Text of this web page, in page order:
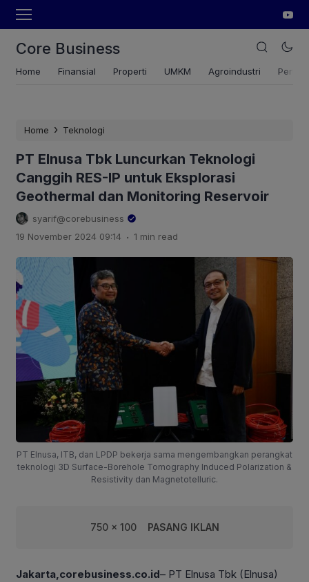
Core Business
Home Finansial Properti UMKM Agroindustri
Home › Teknologi
PT Elnusa Tbk Luncurkan Teknologi
Canggih RES-IP untuk Eksplorasi
Geothermal dan Monitoring Reservoir
syarif@corebusiness
19 November 2024 09:14 . 1 min read
PT Elnusa, ITB, dan LPDP bekerja sama mengembangkan perangkat
teknologi 3D Surface-Borehole Tomography Induced Polarization &
Resistivity dan Magnetotelluric.
750 x 100 PASANG IKLAN
Jakarta,corebusiness.co.id– PT Elnusa Tbk (Elnusa)